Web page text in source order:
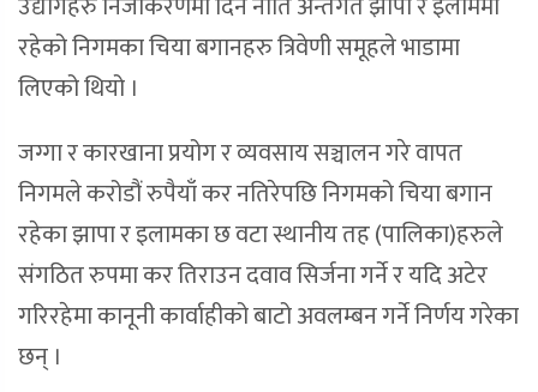
रहेको निगमका चिया बगानहरु त्रिवेणी समूहले भाडामा
लिएको थियो ।
जग्गा र कारखाना प्रयोग र व्यवसाय सञ्चालन गरे वापत
निगमले करोडौं रुपैयाँ कर नतिरेपछि निगमको चिया बगान
रहेका झापा र इलामका छ वटा स्थानीय तह (पालिका)हरुले
संगठित रुपमा कर तिराउन दवाव सिर्जना गर्ने र यदि अटेर
गरिरहेमा कानूनी कार्वाहीको बाटो अवलम्बन गर्ने निर्णय गरेका
छन् ।